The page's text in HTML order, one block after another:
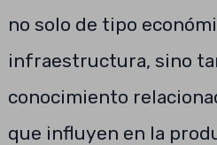
no solo de tipo
infraestructura, sino
conocimiento
que influyen en la